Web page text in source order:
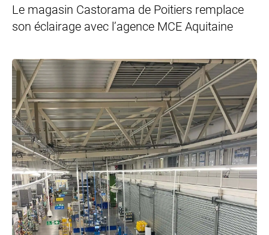
Le magasin Castorama de Poitiers remplace
son éclairage avec l’agence MCE Aquitaine